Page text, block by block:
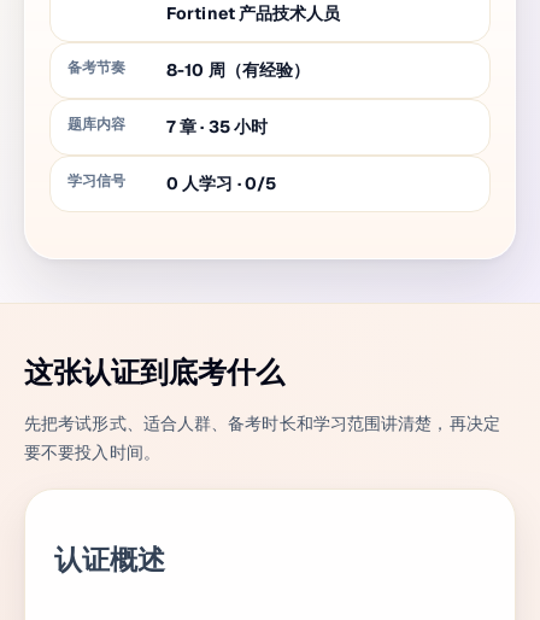
Fortinet 产品技术人员
备考节奏 8-10 周（有经验）
题库内容 7章· 35小时
学习信号 0 人学习 · 0/5
这张认证到底考什么
先把考试形式、适合人群、备考时长和学习范围讲清楚，再决定
要不要投入时间。
认证概述